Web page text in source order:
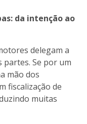
da intenção ao
delegam a
Se por um
mão dos
fiscalização de
muitas